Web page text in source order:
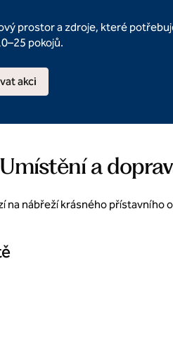
prostor a zdroje, které
pokojů.
akci
Umístění a
na nábřeží krásného